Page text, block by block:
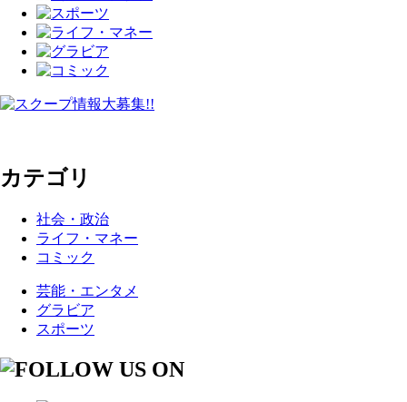
カテゴリ
社会・政治
ライフ・マネー
コミック
芸能・エンタメ
グラビア
スポーツ